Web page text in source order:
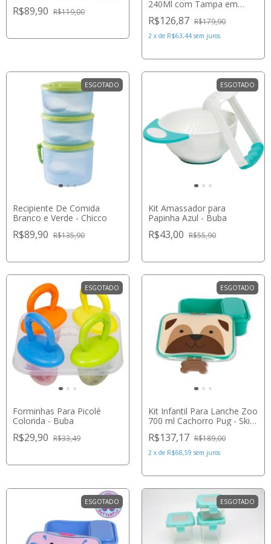
R$89,90 R$119,00
240Ml com Tampa em
Marcus & Marcus
R$126,87 R$179,90
2 x de R$63,44 sem juros
ESGOTADO
Recipiente De Comida
Branco e Verde - Chicco
R$89,90 R$135,90
ESGOTADO
Kit Amassador para
Papinha Azul - Buba
R$43,00 R$55,90
ESGOTADO
Forminhas Para Picolé
Colorida - Buba
R$29,90 R$33,49
ESGOTADO
Kit Infantil Para Lanche Zoo
700 ml Cachorro Pug - Skip
R$137,17 R$189,00
2 x de R$68,59 sem juros
ESGOTADO ESGOTADO